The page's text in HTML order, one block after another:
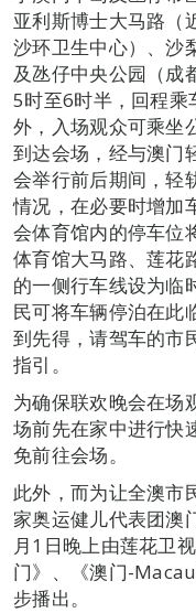
亚利斯博士大马路（
沙环卫生中心）、沙
及氹仔中央公园（成
5时至6时半，回程乘
外，入场观众可乘坐
到达会场，经与澳门
会举行前后期间，轻
情况，在必要时增加
会体育馆内的停车位
体育馆大马路、莲花
的一侧行车线设为临
民可将车辆停泊在此
到先得，请驾车的市
指引。
为确保联欢晚会在场
场前先在家中进行快
免前往会场。
此外，而为让全澳市
家奥运健儿代表团澳
月1日晚上由莲花卫
门》、《澳门-
步播出。